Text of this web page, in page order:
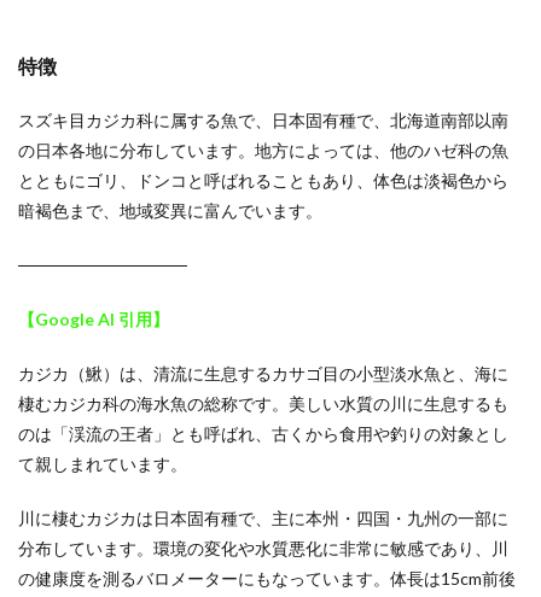
特徴
スズキ目カジカ科に属する魚で、日本固有種で、北海道南部以南
の日本各地に分布しています。地方によっては、他のハゼ科の魚
とともにゴリ、ドンコと呼ばれることもあり、体色は淡褐色から
暗褐色まで、地域変異に富んでいます。
──────────────
【Google AI 引用】
カジカ（鰍）は、清流に生息するカサゴ目の小型淡水魚と、海に
棲むカジカ科の海水魚の総称です。美しい水質の川に生息するも
のは「渓流の王者」とも呼ばれ、古くから食用や釣りの対象とし
て親しまれています。
川に棲むカジカは日本固有種で、主に本州・四国・九州の一部に
分布しています。環境の変化や水質悪化に非常に敏感であり、川
の健康度を測るバロメーターにもなっています。体長は15cm前後